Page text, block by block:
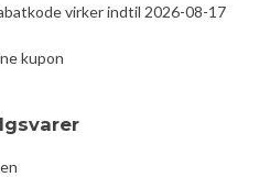
virker indtil 2026-08-17
kupon